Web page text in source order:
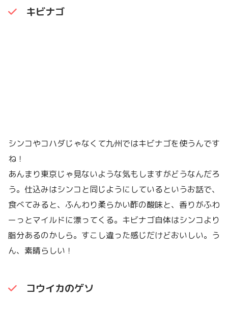
キビナゴ
シンコやコハダじゃなくて九州ではキビナゴを使うんです
ね！
あんまり東京じゃ見ないような気もしますがどうなんだろ
う。仕込みはシンコと同じようにしているというお話で、
食べてみると、ふんわり柔らかい酢の酸味と、香りがふわ
ーっとマイルドに漂ってくる。キビナゴ自体はシンコより
脂分あるのかしら。すこし違った感じだけどおいしい。う
ん、素晴らしい！
コウイカのゲソ